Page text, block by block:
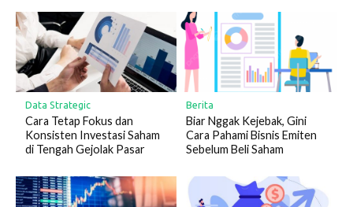
Data Strategic
Cara Tetap Fokus dan
Konsisten Investasi Saham
di Tengah Gejolak Pasar
Berita
Biar Nggak Kejebak, Gini
Cara Pahami Bisnis Emiten
Sebelum Beli Saham